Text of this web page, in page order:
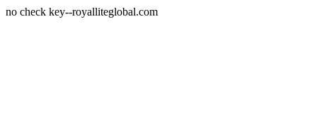
no check key--royalliteglobal.com